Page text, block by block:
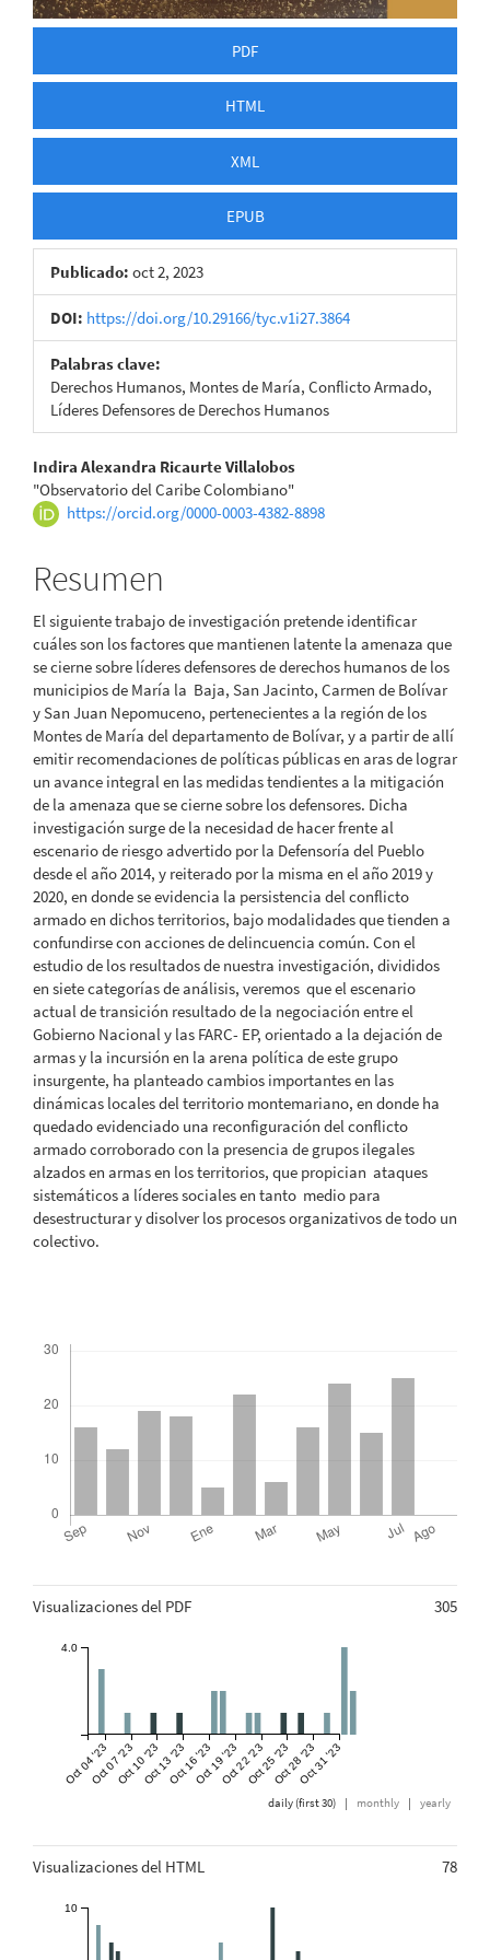
PDF
HTML
XML
EPUB
Publicado: oct 2, 2023
DOI: https://doi.org/10.29166/tyc.v1i27.3864
Palabras clave:
Derechos Humanos, Montes de María, Conflicto Armado,
Líderes Defensores de Derechos Humanos
Contenido
principal
artículo
Indira Alexandra Ricaurte Villalobos
"Observatorio del Caribe Colombiano"
https://orcid.org/0000-0003-4382-8898
Resumen
El siguiente trabajo de investigación pretende identificar
cuáles son los factores que mantienen latente la amenaza que
se cierne sobre líderes defensores de derechos humanos de los
municipios de María la Baja, San Jacinto, Carmen de Bolívar
y San Juan Nepomuceno, pertenecientes a la región de los
Montes de María del departamento de Bolívar, y a partir de allí
emitir recomendaciones de políticas públicas en aras de lograr
un avance integral en las medidas tendientes a la mitigación
de la amenaza que se cierne sobre los defensores. Dicha
investigación surge de la necesidad de hacer frente al
escenario de riesgo advertido por la Defensoría del Pueblo
desde el año 2014, y reiterado por la misma en el año 2019 y
2020, en donde se evidencia la persistencia del conflicto
armado en dichos territorios, bajo modalidades que tienden a
confundirse con acciones de delincuencia común. Con el
estudio de los resultados de nuestra investigación, divididos
en siete categorías de análisis, veremos que el escenario
actual de transición resultado de la negociación entre el
Gobierno Nacional y las FARC- EP, orientado a la dejación de
armas y la incursión en la arena política de este grupo
insurgente, ha planteado cambios importantes en las
dinámicas locales del territorio montemariano, en donde ha
quedado evidenciado una reconfiguración del conflicto
armado corroborado con la presencia de grupos ilegales
alzados en armas en los territorios, que propician ataques
sistemáticos a líderes sociales en tanto medio para
desestructurar y disolver los procesos organizativos de todo un
colectivo.
Visualizaciones del PDF 305
Oct 04 '23Oct 07 '23Oct 10 '23Oct 13 '23Oct 16 '23Oct 19 '23Oct 22 '23Oct 25 '23Oct 28 '23Oct 31 '23
4.0
daily (first 30) | monthly | yearly
Visualizaciones del HTML 78
10